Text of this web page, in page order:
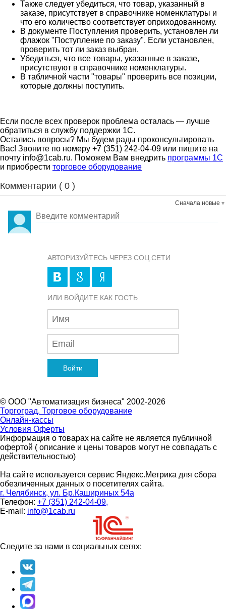
Также следует убедиться, что товар, указанный в
заказе, присутствует в справочнике номенклатуры и
что его количество соответствует оприходованному.
В документе Поступления проверить, установлен ли
флажок "Поступление по заказу". Если установлен,
проверить тот ли заказ выбран.
Убедиться, что все товары, указанные в заказе,
присутствуют в справочнике номенклатуры.
В табличной части "товары" проверить все позиции,
которые должны поступить.
Если после всех проверок проблема осталась — лучше
обратиться в службу поддержки 1С.
Остались вопросы? Мы будем рады проконсультировать
Вас! Звоните по номеру +7 (351) 242-04-09 или пишите на
почту info@1cab.ru. Поможем Вам внедрить программы 1С
и приобрести торговое оборудование
Комментарии ( 0 )
Сначала новые
АВТОРИЗУЙТЕСЬ ЧЕРЕЗ СОЦ.СЕТИ
ИЛИ ВОЙДИТЕ КАК ГОСТЬ
Войти
© ООО "Автоматизация бизнеса" 2002-2026
Торгоград. Торговое оборудование
Онлайн-кассы
Условия Оферты
Информация о товарах на сайте не является публичной
офертой ( описание и цены товаров могут не совпадать с
действительностью)
На сайте используется сервис Яндекс.Метрика для сбора
обезличенных данных о посетителях сайта.
г. Челябинск, ул. Бр.Кашириных 54а
Телефон: +7 (351) 242-04-09,
E-mail: info@1cab.ru
Следите за нами в социальных сетях: